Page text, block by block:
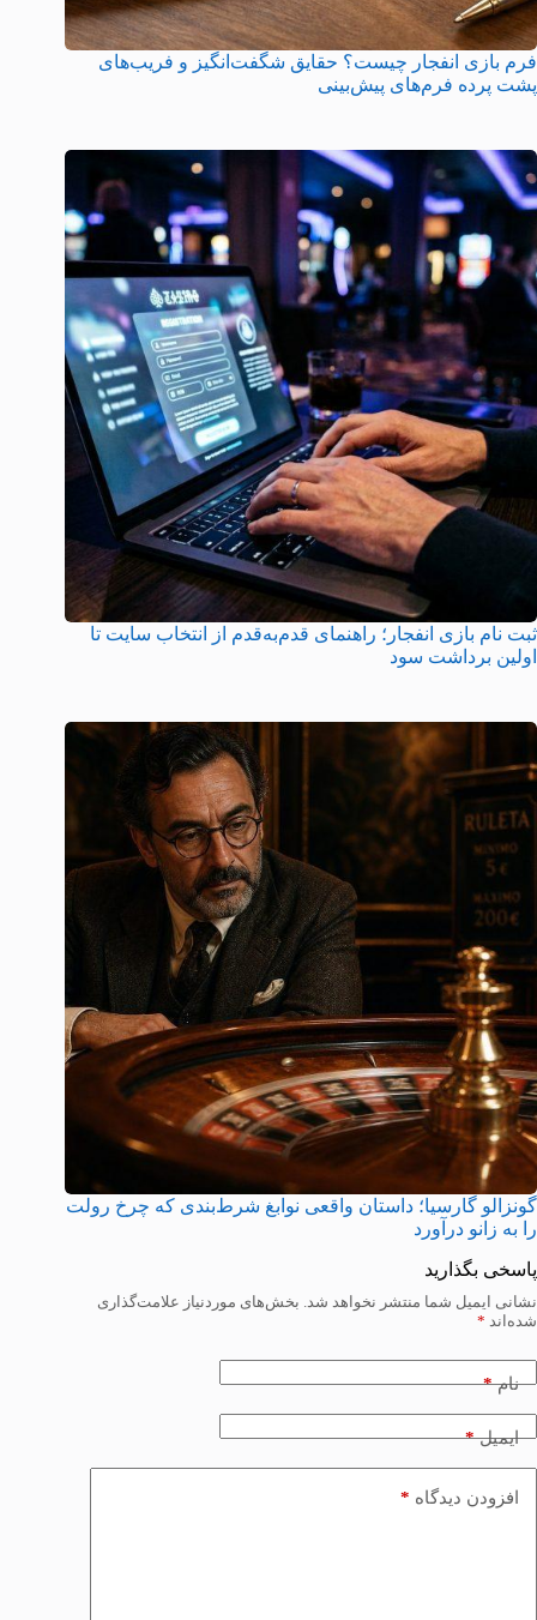
فرم بازی انفجار چیست؟ حقایق شگفت‌انگیز و فریب‌های
پشت پرده فرم‌های پیش‌بینی
ثبت نام بازی انفجار؛ راهنمای قدم‌به‌قدم از انتخاب سایت تا
اولین برداشت سود
گونزالو گارسیا؛ داستان واقعی نوابغ شرط‌بندی که چرخ رولت
را به زانو درآورد
پاسخی بگذارید
نشانی ایمیل شما منتشر نخواهد شد. بخش‌های موردنیاز علامت‌گذاری
شده‌اند *
نام*
ایمیل*
افزودن دیدگاه *